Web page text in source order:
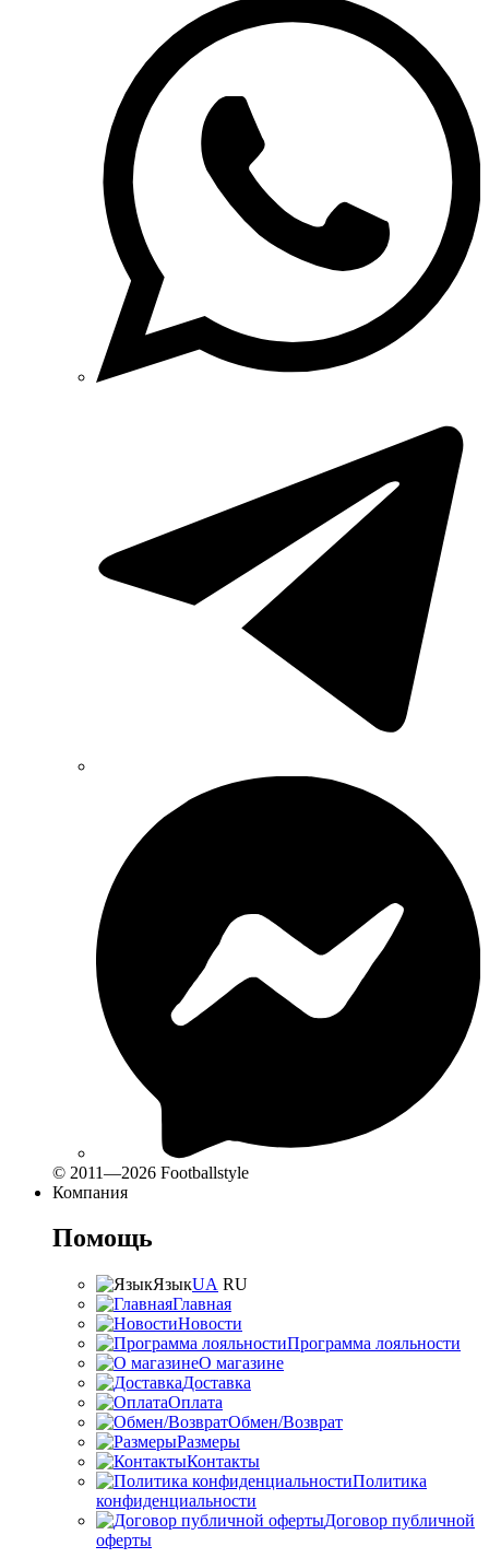
© 2011—2026 Footballstyle
Компания
Помощь
ЯзыкUA RU
Главная
Новости
Программа лояльности
О магазине
Доставка
Оплата
Обмен/Возврат
Размеры
Контакты
Политика
конфиденциальности
Договор публичной
оферты